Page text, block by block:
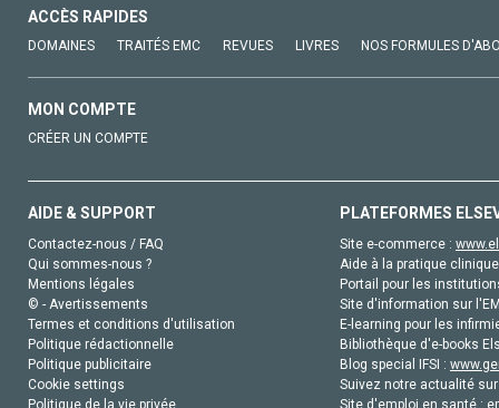
ACCÈS RAPIDES
DOMAINES TRAITÉS EMC REVUES LIVRES NOS FORMULES
MON COMPTE
CRÉER UN COMPTE
AIDE & SUPPORT
Contactez-nous / FAQ
Qui sommes-nous ?
Mentions légales
© - Avertissements
Termes et conditions d'utilisation
Politique rédactionnelle
Politique publicitaire
Cookie settings
Politique de la vie privée
PLATEFORMES
Site e-commerce :
Aide à la pratique
Portail pour les
Site d'information sur
E-learning pour les
Bibliothèque d'e-books
Blog special IFSI :
Suivez notre actualité
Site d'emploi en santé :